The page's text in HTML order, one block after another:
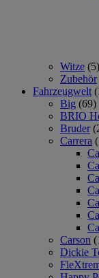
Witze (5)
Zubehör
Fahrzeugwelt
Big (69)
BRIO
Bruder
Carrera
Carson
Dickie